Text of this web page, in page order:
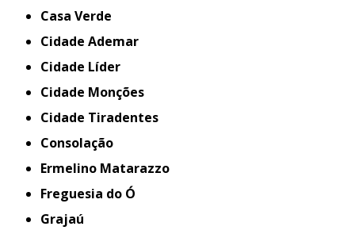
Casa Verde
Cidade Ademar
Cidade Líder
Cidade Monções
Cidade Tiradentes
Consolação
Ermelino Matarazzo
Freguesia do Ó
Grajaú